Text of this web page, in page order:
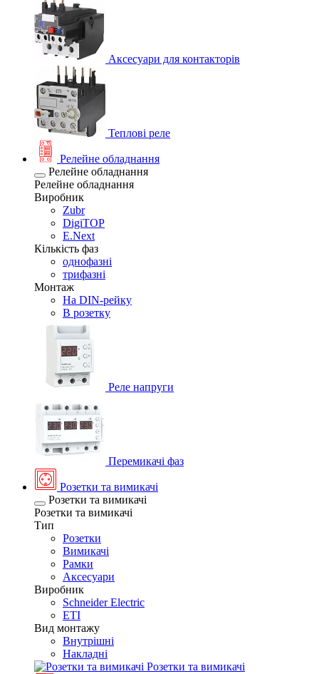
Аксесуари для контакторів
Теплові реле
Релейне обладнання
Релейне обладнання
Релейне обладнання
Виробник
Zubr
DigiTOP
E.Next
Кількість фаз
однофазні
трифазні
Монтаж
На DIN-рейку
В розетку
Реле напруги
Перемикачі фаз
Розетки та вимикачі
Розетки та вимикачі
Розетки та вимикачі
Тип
Розетки
Вимикачі
Рамки
Аксесуари
Виробник
Schneider Electric
ETI
Вид монтажу
Внутрішні
Накладні
Розетки та вимикачі